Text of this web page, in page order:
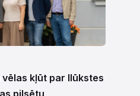
kļūt par Ilūkstes
pilsētu